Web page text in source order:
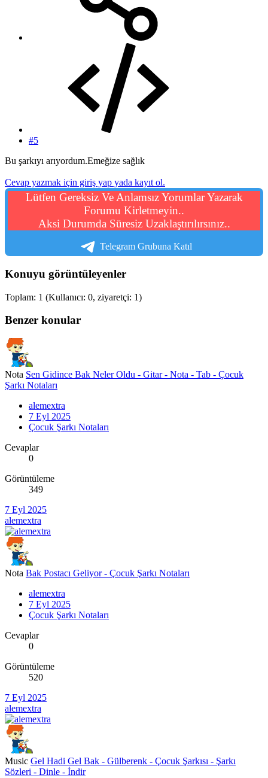
#5
Bu şarkıyı arıyordum.Emeğize sağlık
Cevap yazmak için giriş yap yada kayıt ol.
Lütfen Gereksiz Ve Anlamsız Yorumlar Yazarak
Forumu Kirletmeyin..
Aksi Durumda Süresiz Uzaklaştırılırsınız..
Telegram Grubuna Katıl
Konuyu görüntüleyenler
Toplam: 1 (Kullanıcı: 0, ziyaretçi: 1)
Benzer konular
Nota Sen Gidince Bak Neler Oldu - Gitar - Nota - Tab - Çocuk
Şarkı Notaları
alemextra
7 Eyl 2025
Çocuk Şarkı Notaları
Cevaplar
0
Görüntüleme
349
7 Eyl 2025
alemextra
Nota Bak Postacı Geliyor - Çocuk Şarkı Notaları
alemextra
7 Eyl 2025
Çocuk Şarkı Notaları
Cevaplar
0
Görüntüleme
520
7 Eyl 2025
alemextra
Music Gel Hadi Gel Bak - Gülberenk - Çocuk Şarkısı - Şarkı
Sözleri - Dinle - İndir